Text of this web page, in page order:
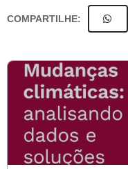
COMPARTILHE: